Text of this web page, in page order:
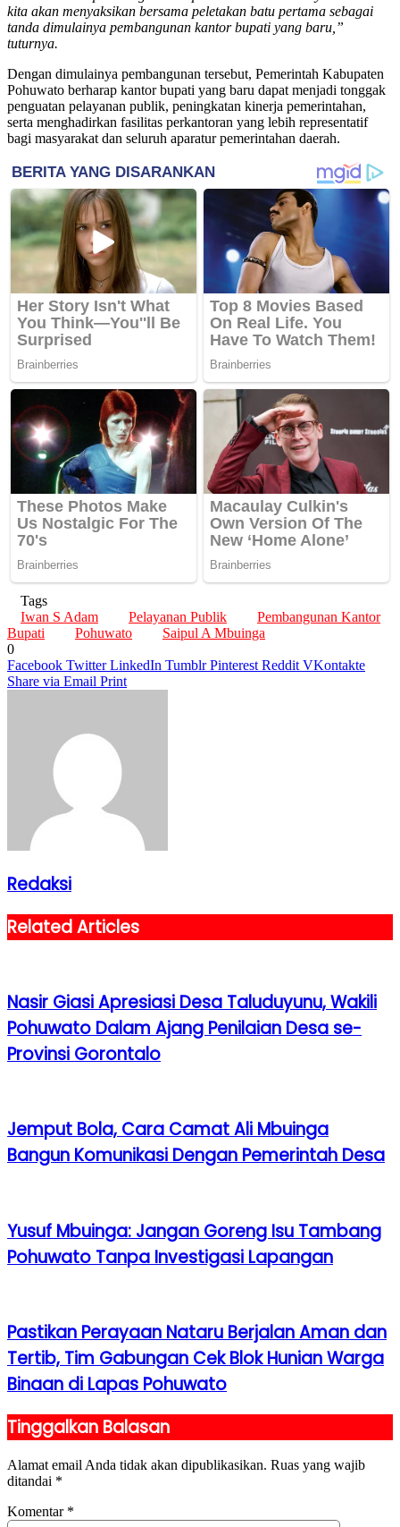
kita akan menyaksikan bersama peletakan batu pertama sebagai
tanda dimulainya pembangunan kantor bupati yang baru,”
tuturnya.
Dengan dimulainya pembangunan tersebut, Pemerintah Kabupaten
Pohuwato berharap kantor bupati yang baru dapat menjadi tonggak
penguatan pelayanan publik, peningkatan kinerja pemerintahan,
serta menghadirkan fasilitas perkantoran yang lebih representatif
bagi masyarakat dan seluruh aparatur pemerintahan daerah.
Tags
Iwan S Adam
Pelayanan Publik
Pembangunan Kantor
Bupati
Pohuwato
Saipul A Mbuinga
0
Facebook Twitter LinkedIn Tumblr Pinterest Reddit VKontakte
Share via Email Print
Redaksi
Related Articles
Nasir Giasi Apresiasi Desa Taluduyunu, Wakili
Pohuwato Dalam Ajang Penilaian Desa se-
Provinsi Gorontalo
Jemput Bola, Cara Camat Ali Mbuinga
Bangun Komunikasi Dengan Pemerintah Desa
Yusuf Mbuinga: Jangan Goreng Isu Tambang
Pohuwato Tanpa Investigasi Lapangan
Pastikan Perayaan Nataru Berjalan Aman dan
Tertib, Tim Gabungan Cek Blok Hunian Warga
Binaan di Lapas Pohuwato
Tinggalkan Balasan
Alamat email Anda tidak akan dipublikasikan. Ruas yang wajib
ditandai *
Komentar *